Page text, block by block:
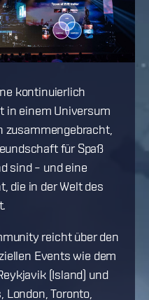
kontinuierlich
in einem Universum
für Spaß
sind – und eine
die in der Welt des
reicht über den
Events wie dem
(Island) und
London, Toronto,